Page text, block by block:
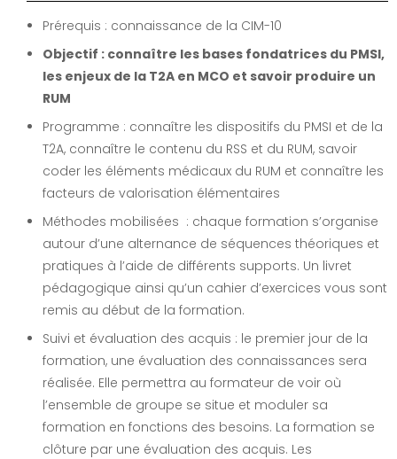
Prérequis : connaissance de la CIM-10
Objectif : connaître les bases fondatrices du PMSI,
les enjeux de la T2A en MCO et savoir produire un
RUM
Programme : connaître les dispositifs du PMSI et de la
T2A, connaître le contenu du RSS et du RUM, savoir
coder les éléments médicaux du RUM et connaître les
facteurs de valorisation élémentaires
Méthodes mobilisées : chaque formation s’organise
autour d’une alternance de séquences théoriques et
pratiques à l’aide de différents supports. Un livret
pédagogique ainsi qu’un cahier d’exercices vous sont
remis au début de la formation.
Suivi et évaluation des acquis : le premier jour de la
formation, une évaluation des connaissances sera
réalisée. Elle permettra au formateur de voir où
l’ensemble de groupe se situe et moduler sa
formation en fonctions des besoins. La formation se
clôture par une évaluation des acquis. Les